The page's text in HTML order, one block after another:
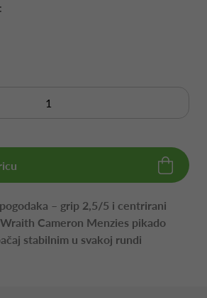
– grip 2,5/5 i centrirani
Cameron Menzies pikado
stabilnim u svakoj rundi